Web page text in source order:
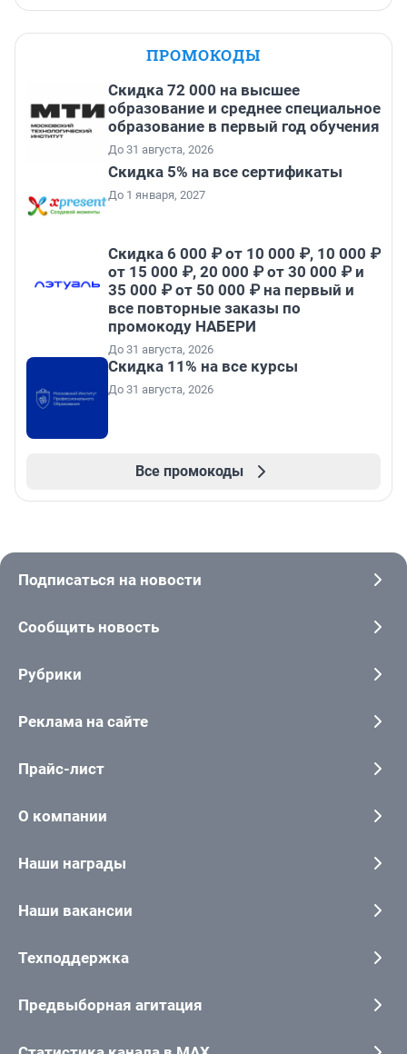
ПРОМОКОДЫ
Скидка 72 000 на высшее
образование и среднее специальное
образование в первый год обучения
До 31 августа, 2026
Скидка 5% на все сертификаты
До 1 января, 2027
Скидка 6 000 ₽ от 10 000 ₽, 10 000 ₽
от 15 000 ₽, 20 000 ₽ от 30 000 ₽ и
35 000 ₽ от 50 000 ₽ на первый и
все повторные заказы по
промокоду НАБЕРИ
До 31 августа, 2026
Скидка 11% на все курсы
До 31 августа, 2026
Все промокоды
Подписаться на новости
Сообщить новость
Рубрики
Реклама на сайте
Прайс-лист
О компании
Наши награды
Наши вакансии
Техподдержка
Предвыборная агитация